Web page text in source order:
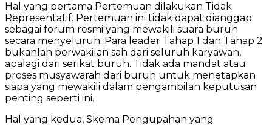
Hal yang pertama Pertemuan dilakukan Tidak
Representatif. Pertemuan ini tidak dapat dianggap
sebagai forum resmi yang mewakili suara buruh
secara menyeluruh. Para leader Tahap 1 dan Tahap 2
bukanlah perwakilan sah dari seluruh karyawan,
apalagi dari serikat buruh. Tidak ada mandat atau
proses musyawarah dari buruh untuk menetapkan
siapa yang mewakili dalam pengambilan keputusan
penting seperti ini.
Hal yang kedua, Skema Pengupahan yang